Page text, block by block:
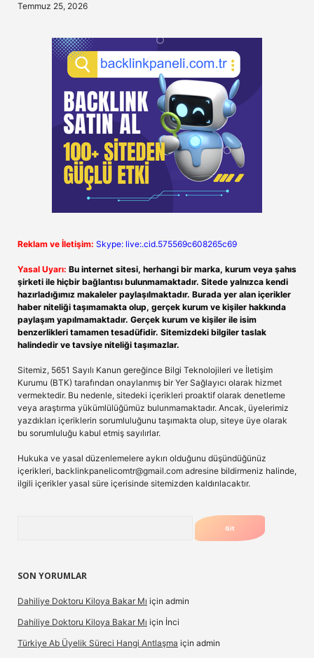
Temmuz 25, 2026
Reklam ve İletişim: Skype: live:.cid.575569c608265c69
Yasal Uyarı: Bu internet sitesi, herhangi bir marka, kurum veya şahıs
şirketi ile hiçbir bağlantısı bulunmamaktadır. Sitede yalnızca kendi
hazırladığımız makaleler paylaşılmaktadır. Burada yer alan içerikler
haber niteliği taşımamakta olup, gerçek kurum ve kişiler hakkında
paylaşım yapılmamaktadır. Gerçek kurum ve kişiler ile isim
benzerlikleri tamamen tesadüfidir. Sitemizdeki bilgiler taslak
halindedir ve tavsiye niteliği taşımazlar.
Sitemiz, 5651 Sayılı Kanun gereğince Bilgi Teknolojileri ve İletişim
Kurumu (BTK) tarafından onaylanmış bir Yer Sağlayıcı olarak hizmet
vermektedir. Bu nedenle, sitedeki içerikleri proaktif olarak denetleme
veya araştırma yükümlülüğümüz bulunmamaktadır. Ancak, üyelerimiz
yazdıkları içeriklerin sorumluluğunu taşımakta olup, siteye üye olarak
bu sorumluluğu kabul etmiş sayılırlar.
Hukuka ve yasal düzenlemelere aykırı olduğunu düşündüğünüz
içerikleri, backlinkpanelicomtr@gmail.com adresine bildirmeniz halinde,
ilgili içerikler yasal süre içerisinde sitemizden kaldırılacaktır.
SON YORUMLAR
Dahiliye Doktoru Kiloya Bakar Mı için admin
Dahiliye Doktoru Kiloya Bakar Mı için İnci
Türkiye Ab Üyelik Süreci Hangi Antlaşma için admin